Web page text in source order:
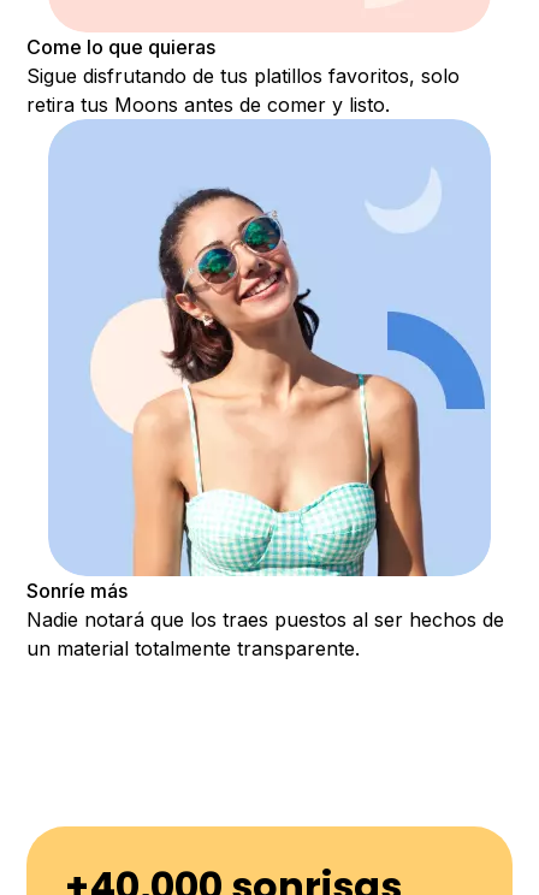
Come lo que quieras
Sigue disfrutando de tus platillos favoritos, solo
retira tus Moons antes de comer y listo.
Sonríe más
Nadie notará que los traes puestos al ser hechos de
un material totalmente transparente.